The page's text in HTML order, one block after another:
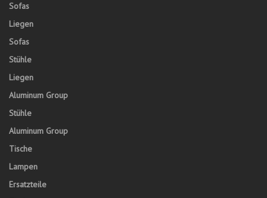
Sofas
Liegen
Sofas
Stühle
Liegen
Aluminum Group
Stühle
Aluminum Group
Tische
Lampen
Ersatzteile